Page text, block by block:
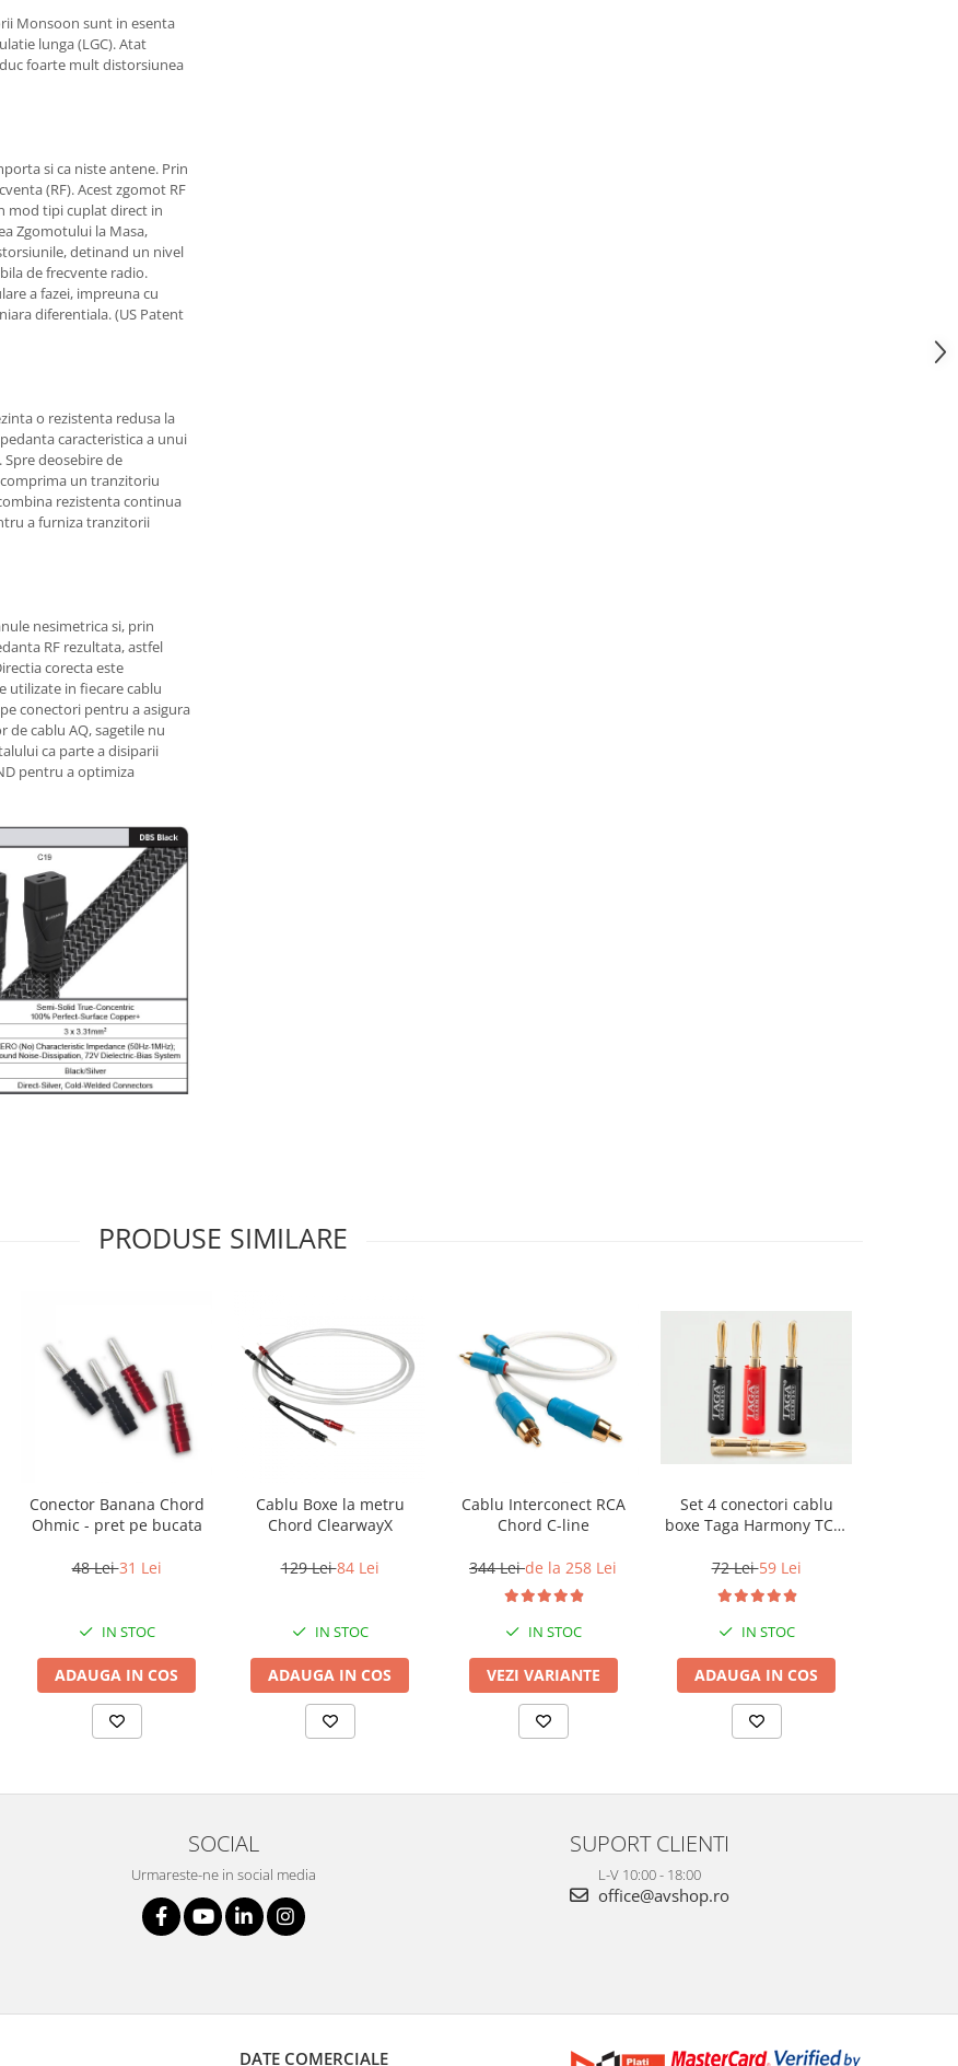
Monsoon sunt in esenta
lunga (LGC). Atat
foarte mult distorsiunea
si ca niste antene. Prin
(RF). Acest zgomot RF
mod tipi cuplat direct in
Zgomotului la Masa,
detinand un nivel
de frecvente radio.
a fazei, impreuna cu
diferentiala. (US Patent
o rezistenta redusa la
caracteristica a unui
deosebire de
un tranzitoriu
rezistenta continua
a furniza tranzitorii
nesimetrica si, prin
RF rezultata, astfel
corecta este
utilizate in fiecare cablu
conectori pentru a asigura
cablu AQ, sagetile nu
ca parte a disiparii
pentru a optimiza
PRODUSE SIMILARE
Conector Banana Chord
Ohmic - pret pe bucata
48 Lei31 Lei
IN STOC
ADAUGA IN COS
Cablu Boxe la metru
Chord ClearwayX
129 Lei84 Lei
IN STOC
ADAUGA IN COS
Cablu Interconect RCA
Chord C-line
344 Leide la 258 Lei
IN STOC
VEZI VARIANTE
Set 4 conectori cablu
boxe Taga Harmony TCB-
72 Lei59 Lei
IN STOC
ADAUGA IN COS
SOCIAL
Urmareste-ne in social media
SUPORT CLIENTI
L-V 10:00 - 18:00
office@avshop.ro
DATE COMERCIALE